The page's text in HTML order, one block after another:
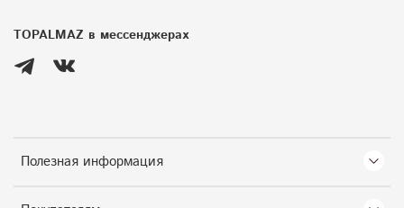
Полезная информация
TOPALMAZ в мессенджерах